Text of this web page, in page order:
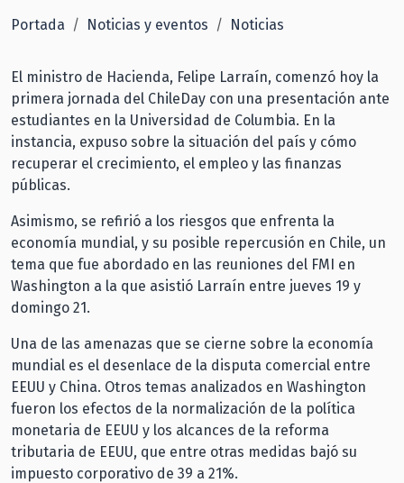
Portada Noticias y eventos Noticias
El ministro de Hacienda, Felipe Larraín, comenzó hoy la
primera jornada del ChileDay con una presentación ante
estudiantes en la Universidad de Columbia. En la
instancia, expuso sobre la situación del país y cómo
recuperar el crecimiento, el empleo y las finanzas
públicas.
Asimismo, se refirió a los riesgos que enfrenta la
economía mundial, y su posible repercusión en Chile, un
tema que fue abordado en las reuniones del FMI en
Washington a la que asistió Larraín entre jueves 19 y
domingo 21.
Una de las amenazas que se cierne sobre la economía
mundial es el desenlace de la disputa comercial entre
EEUU y China. Otros temas analizados en Washington
fueron los efectos de la normalización de la política
monetaria de EEUU y los alcances de la reforma
tributaria de EEUU, que entre otras medidas bajó su
impuesto corporativo de 39 a 21%.